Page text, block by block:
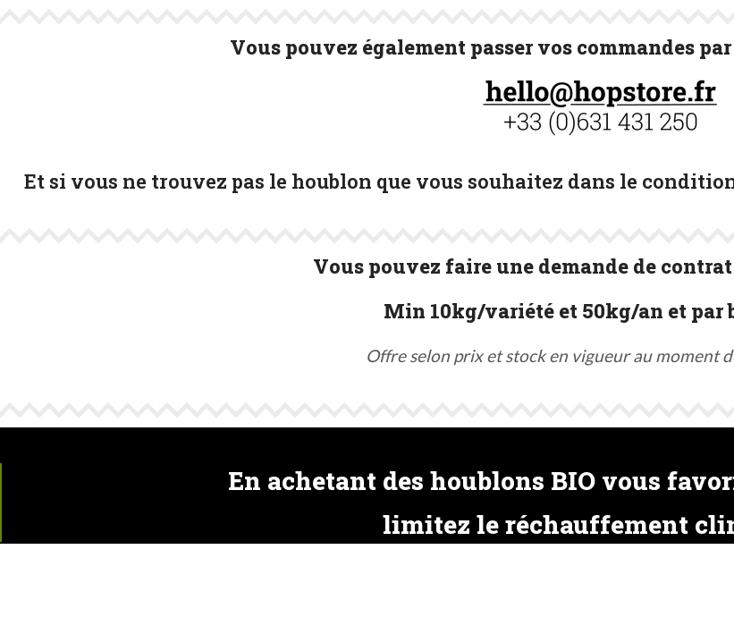
Vous pouvez également passer vos commandes
Et si vous ne trouvez pas le houblon que vous souhaitez dans le
Vous pouvez faire une demande de
Min 10kg/variété et 50kg/an et par
Offre selon prix et stock en vigueur au moment
En achetant des houblons BIO vous
limitez le réchauffement